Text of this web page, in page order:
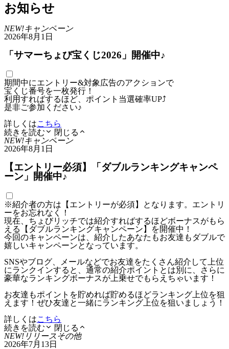
お知らせ
NEW!キャンペーン
2026年8月1日
「サマーちょび宝くじ2026」開催中♪
期間中にエントリー&対象広告のアクションで
宝くじ番号を一枚発行！
利用すればするほど、ポイント当選確率UP⤴
是非ご参加ください♪
詳しくはこちら
続きを読む
閉じる
NEW!キャンペーン
2026年8月1日
【エントリー必須】「ダブルランキングキャンペ
ーン」開催中♪
※紹介者の方は【エントリーが必須】となります。エントリ
ーをお忘れなく！
現在、ちょびリッチでは紹介すればするほどボーナスがもら
える【ダブルランキングキャンペーン】を開催中！
今回のキャンペーンは、紹介したあなたもお友達もダブルで
嬉しいキャンペーンとなっています。
SNSやブログ、メールなどでお友達をたくさん紹介して上位
にランクインすると、通常の紹介ポイントとは別に、さらに
豪華なランキングボーナスが上乗せでもらえちゃいます！
お友達もポイントを貯めれば貯めるほどランキング上位を狙
えます！ぜひ友達と一緒にランキング上位を狙いましょう！
詳しくはこちら
続きを読む
閉じる
NEW! リリースその他
2026年7月13日